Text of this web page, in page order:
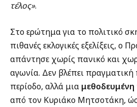
τέλος».
Στο ερώτημα για το πολιτικό
πιθανές εκλογικές εξελίξεις, ο
απάντησε χωρίς πανικό και
αγωνία. Δεν βλέπει πραγματική
περίοδο, αλλά μια μεθοδευμένη
από τον Κυριάκο Μητσοτάκη,